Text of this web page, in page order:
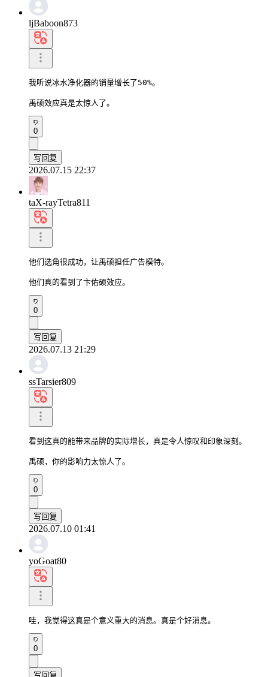
ljBaboon873
我听说冰水净化器的销量增长了50%。
禹硕效应真是太惊人了。
0
写回复
2026.07.15 22:37
taX-rayTetra811
他们选角很成功，让禹硕担任广告模特。
他们真的看到了卞佑硕效应。
0
写回复
2026.07.13 21:29
ssTarsier809
看到这真的能带来品牌的实际增长，真是令人惊叹和印象深刻。
禹硕，你的影响力太惊人了。
0
写回复
2026.07.10 01:41
yoGoat80
哇，我觉得这真是个意义重大的消息。真是个好消息。
0